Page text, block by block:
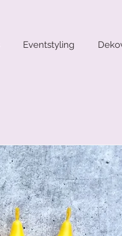
Eventstyling